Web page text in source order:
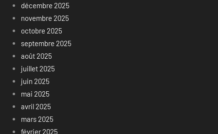
décembre 2025
novembre 2025
octobre 2025
septembre 2025
août 2025
juillet 2025
juin 2025
mai 2025
avril 2025
mars 2025
février 2025